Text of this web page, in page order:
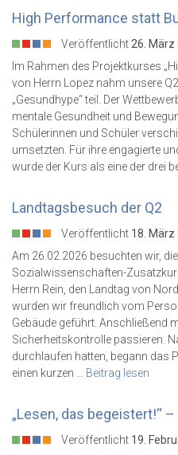
High Performance statt
Veröffentlicht26. März
Im Rahmen des Projektkurses
von Herrn Lopez nahm unsere
„Gesundhype“ teil. Der
mentale Gesundheit und
Schülerinnen und Schüler
umsetzten. Für ihre engagierte
wurde der Kurs als eine der drei
Landtagsbesuch der Q2
Veröffentlicht 18. März
Am 26.02.2026 besuchten wir,
Sozialwissenschaften-
Herrn Rein, den Landtag von
wurden wir freundlich vom
Gebäude geführt. Anschließend
Sicherheitskontrolle passieren.
durchlaufen hatten, begann das
einen kurzen … Beitrag lesen
„Lesen, das begeistert!“
Veröffentlicht 19.